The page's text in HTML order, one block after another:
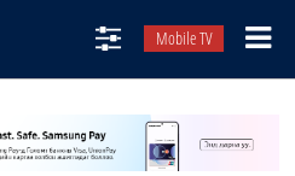
Mobile TV